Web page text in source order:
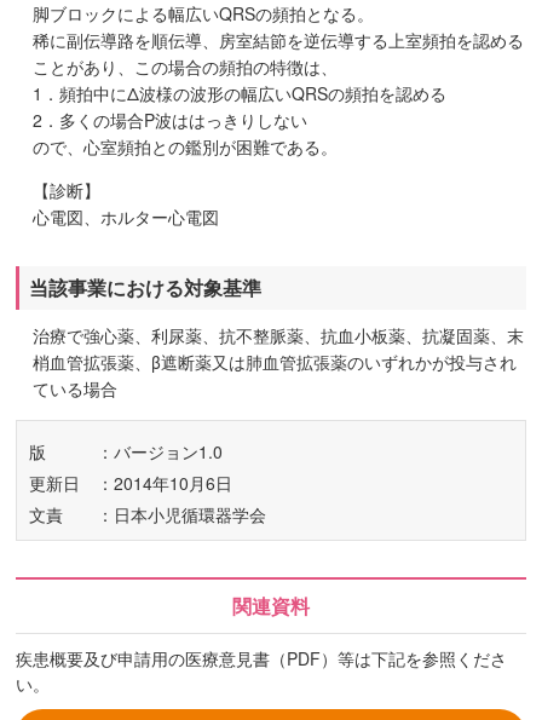
脚ブロックによる幅広いQRSの頻拍となる。
稀に副伝導路を順伝導、房室結節を逆伝導する上室頻拍を認める
ことがあり、この場合の頻拍の特徴は、
1．頻拍中にΔ波様の波形の幅広いQRSの頻拍を認める
2．多くの場合P波ははっきりしない
ので、心室頻拍との鑑別が困難である。
【診断】
心電図、ホルター心電図
当該事業における対象基準
治療で強心薬、利尿薬、抗不整脈薬、抗血小板薬、抗凝固薬、末
梢血管拡張薬、β遮断薬又は肺血管拡張薬のいずれかが投与され
ている場合
版
：バージョン1.0
更新日
：2014年10月6日
文責
：日本小児循環器学会
関連資料
疾患概要及び申請用の医療意見書（PDF）等は下記を参照くださ
い。